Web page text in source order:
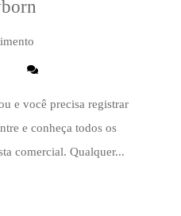
e você precisa registrar
e conheça todos os
comercial. Qualquer...